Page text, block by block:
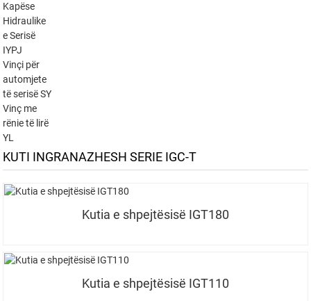
Kapëse
Hidraulike
e Serisë
IYPJ
Vinçi për
automjete
të serisë SY
Vinç me
rënie të lirë
YL
KUTI INGRANAZHESH SERIE IGC-T
Kutia e shpejtësisë IGT180
Kutia e shpejtësisë IGT110